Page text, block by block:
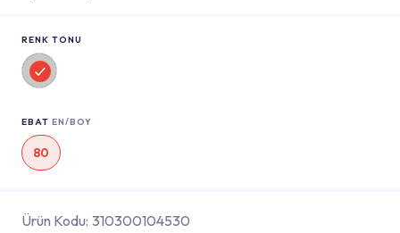
RENK TONU
EBAT EN/BOY
80
Ürün Kodu: 310300104530